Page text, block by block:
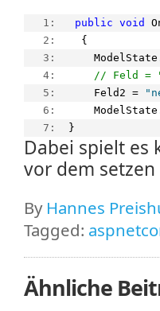
   1:
public void
   2:
  {
   3:
   4:
// Feld =
   5:
    Feld2 =
   6:
   7:
}
Dabei spielt es
vor dem
By Hannes
Tagged:
Ähnliche